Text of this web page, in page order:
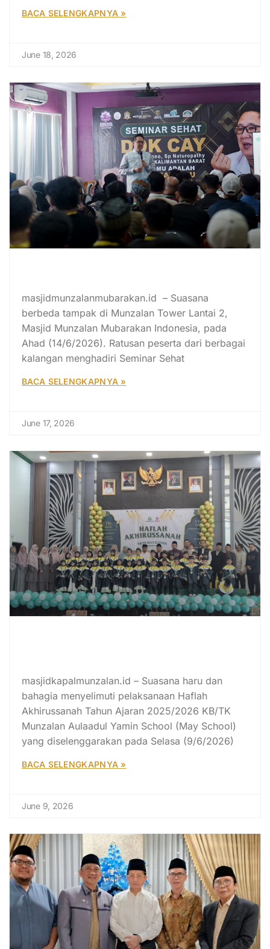
BACA SELENGKAPNYA »
June 18, 2026
masjidmunzalanmubarakan.id – Suasana
berbeda tampak di Munzalan Tower Lantai 2,
Masjid Munzalan Mubarakan Indonesia, pada
Ahad (14/6/2026). Ratusan peserta dari berbagai
kalangan menghadiri Seminar Sehat
BACA SELENGKAPNYA »
June 17, 2026
masjidkapalmunzalan.id – Suasana haru dan
bahagia menyelimuti pelaksanaan Haflah
Akhirussanah Tahun Ajaran 2025/2026 KB/TK
Munzalan Aulaadul Yamin School (May School)
yang diselenggarakan pada Selasa (9/6/2026)
BACA SELENGKAPNYA »
June 9, 2026